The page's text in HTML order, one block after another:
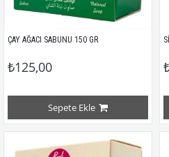
ÇAY AĞACI SABUNU 150 GR
₺125,00
Sepete Ekle